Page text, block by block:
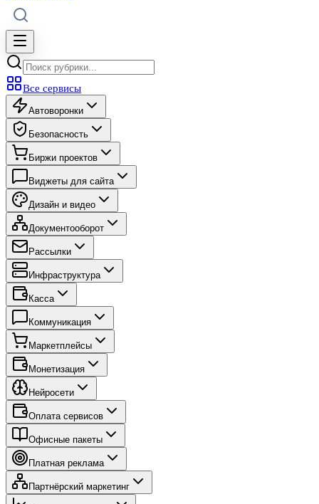
Все сервисы
Автоворонки
Безопасность
Биржи проектов
Виджеты для сайта
Дизайн и видео
Документооборот
Рассылки
Инфраструктура
Касса
Коммуникация
Маркетплейсы
Монетизация
Нейросети
Оплата сервисов
Офисные пакеты
Платная реклама
Партнёрский маркетинг